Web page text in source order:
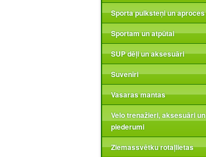
Sporta pulksteņi un aproces
Sportam un atpūtai
SUP dēļi un aksesuāri
Suvenīri
Vasaras mantas
Velo trenažieri, aksesuāri un
piederumi
Ziemassvētku rotaļlietas